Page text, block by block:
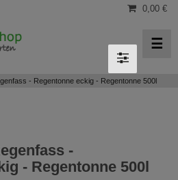
0,00 €
☰
- Regentonne eckig - Regentonne 500l
-
- Regentonne 500l